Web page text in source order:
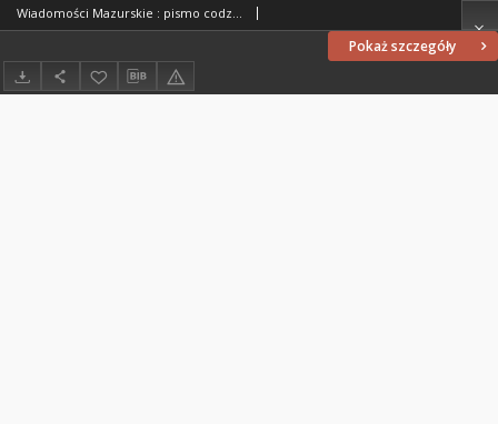
Pokaż szczegóły
Wiadomości Mazurskie : pismo codzienne. 1946 (R. 2), nr 10